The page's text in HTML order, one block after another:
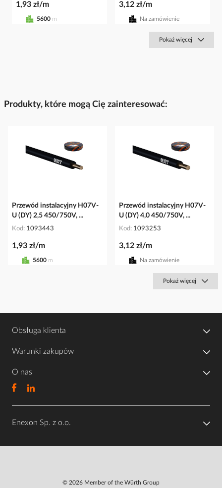
1,93 zł/m
5600 m
3,12 zł/m
Na zamówienie
Pokaż więcej
Produkty, które mogą Cię zainteresować:
Przewód instalacyjny H07V-
U (DY) 2,5 450/750V, ...
Kod 1093443
1,93 zł/m
5600 m
Przewód instalacyjny H07V-
U (DY) 4,0 450/750V, ...
Kod 1093253
3,12 zł/m
Na zamówienie
Pokaż więcej
Obsługa klienta
Warunki zakupów
O nas
Enexon Sp. z o.o.
© 2026 Member of the Würth Group